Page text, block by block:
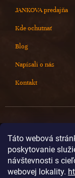
Táto webová
poskytovanie
návštevnosti s
webovej lokality.
JANKOVA predajňa
Kde ochutnať
Blog
Napísali o nás
Kontakt
info@
+420 778 716